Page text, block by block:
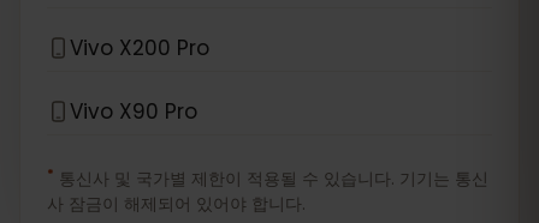
Vivo X200 Pro
Vivo X90 Pro
* 통신사 및 국가별 제한이 적용될 수 있습니다. 기기는 통신
사 잠금이 해제되어 있어야 합니다.